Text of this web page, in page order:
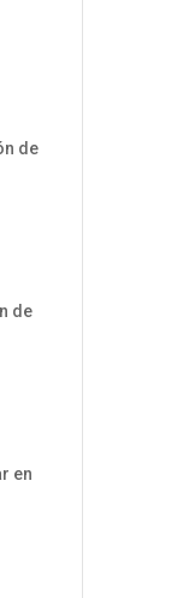
de
de
en